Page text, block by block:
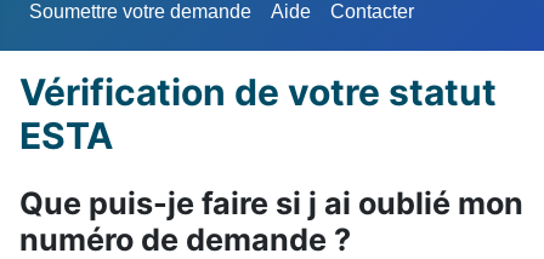
Soumettre votre demande
Aide Contacter
Vérification de votre statut
ESTA
Que puis-je faire si j ai oublié mon
numéro de demande ?